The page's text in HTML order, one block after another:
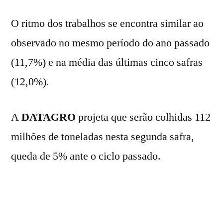
O ritmo dos trabalhos se encontra similar ao
observado no mesmo período do ano passado
(11,7%) e na média das últimas cinco safras
(12,0%).
ADATAGRO projeta que serão colhidas 112
milhões de toneladas nesta segunda safra,
queda de 5% ante o ciclo passado.